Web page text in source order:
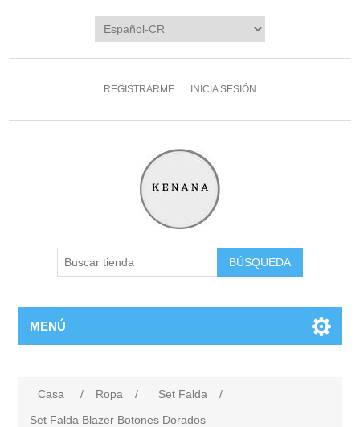
REGISTRARME INICIA SESIÓN
MENÚ
Casa / Ropa / Set Falda
/
Set Falda Blazer Botones Dorados